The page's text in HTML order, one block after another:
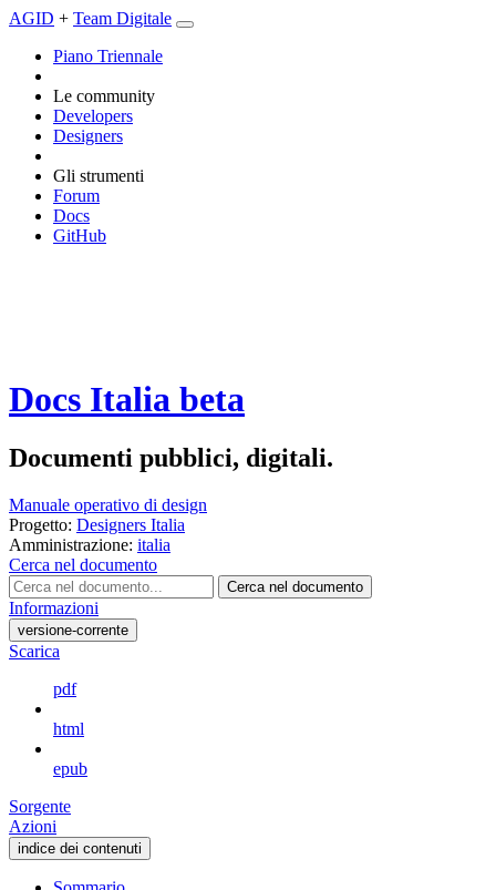
AGID + Team Digitale
Piano Triennale
Le community
Developers
Designers
Gli strumenti
Forum
Docs
GitHub
Docs Italia beta
Documenti pubblici, digitali.
Manuale operativo di design
Progetto: Designers Italia
Amministrazione: italia
Cerca nel documento
Cerca nel documento
Informazioni
versione-corrente
Scarica
pdf
html
epub
Sorgente
Azioni
indice dei contenuti